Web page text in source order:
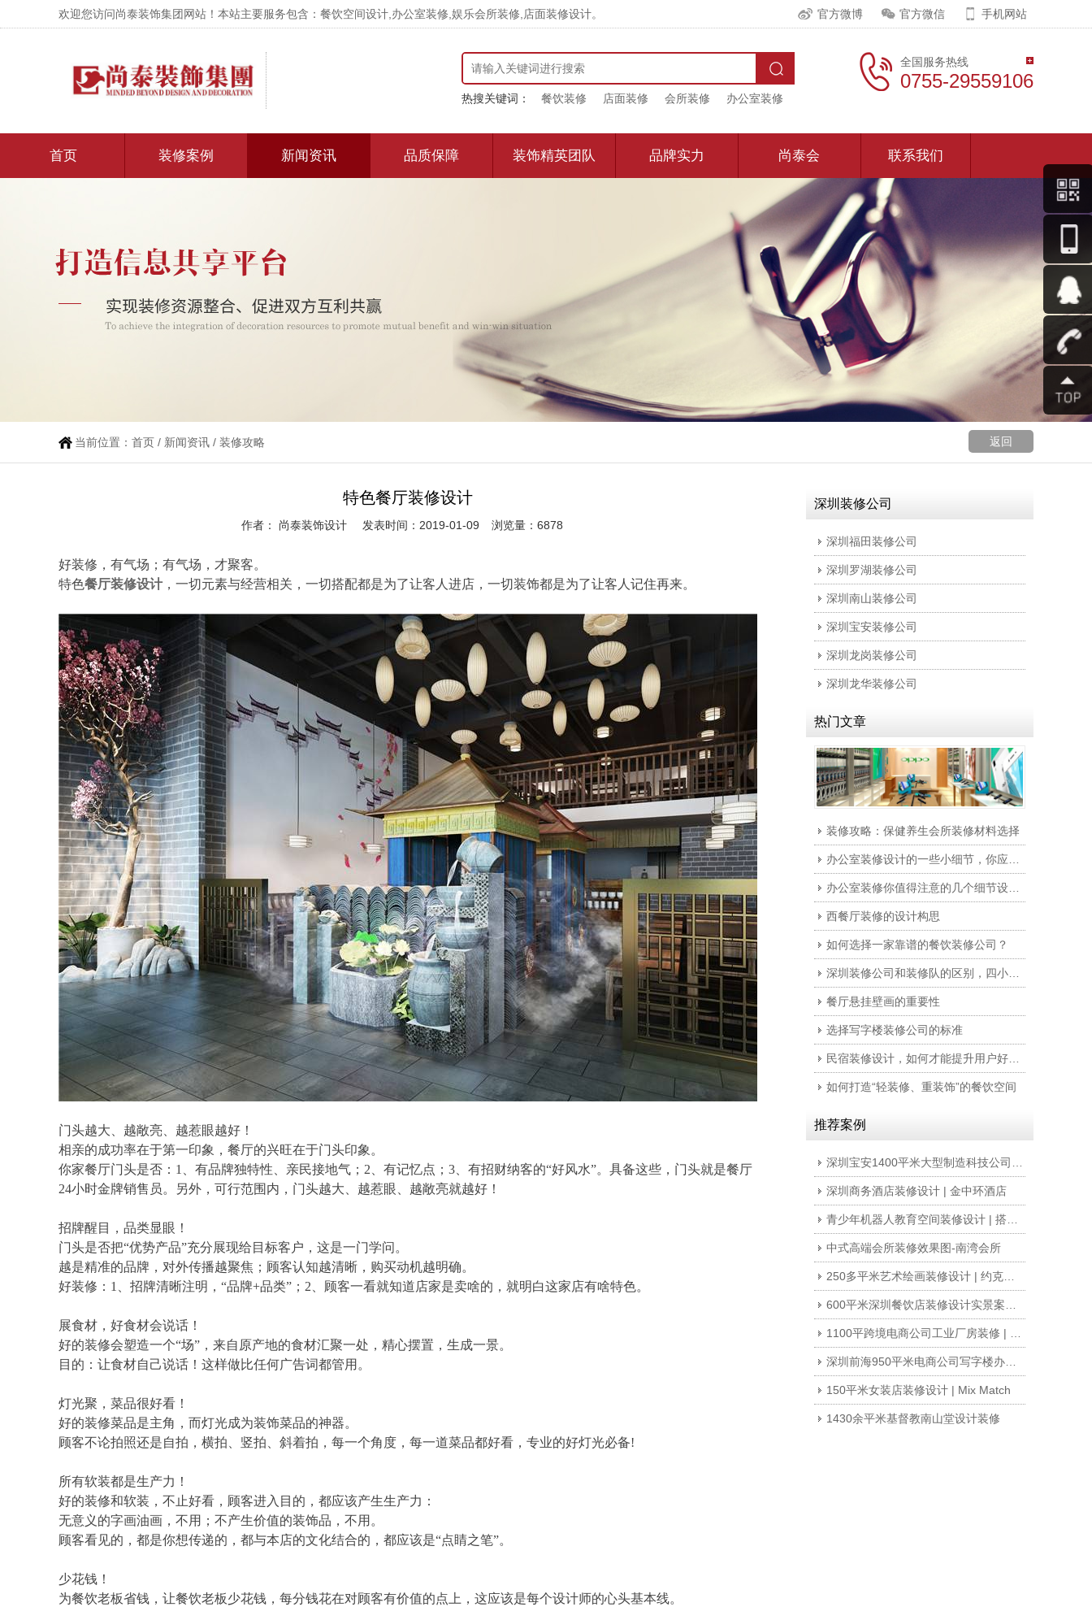
欢迎您访问尚泰装饰集团网站！本站主要服务包含：餐饮空间设计,办公室装修,娱乐会所装修,店面装修设计。 官方微博 官方微信 手机网站
热搜关键词： 餐饮装修 店面装修 会所装修 办公室装修
全国服务热线
0755-29559106
首页 装修案例 新闻资讯 品质保障 装饰精英团队 品牌实力 尚泰会 联系我们
返回
当前位置： 首页 / 新闻资讯 / 装修攻略
特色餐厅装修设计
作者： 尚泰装饰设计 发表时间：2019-01-09 浏览量：6878
好装修，有气场；有气场，才聚客。
特色餐厅装修设计 ，一切元素与经营相关，一切搭配都是为了让客人进店，一切装饰都是为了让客人记住再来。
门头越大、越敞亮、越惹眼越好！
相亲的成功率在于第一印象，餐厅的兴旺在于门头印象。
你家餐厅门头是否： 1、有品牌独特性、亲民接地气；2、有记忆点；3、有招财纳客的“好风水”。具备这些，门头就是餐厅
24小时金牌销售员。另外，可行范围内，门头越大、越惹眼、越敞亮就越好！
招牌醒目，品类显眼！
门头是否把“优势产品”充分展现给目标客户，这是一门学问。
越是精准的品牌，对外传播越聚焦；顾客认知越清晰，购买动机越明确。
好装修： 1、招牌清晰注明，“品牌+品类”；2、顾客一看就知道店家是卖啥的，就明白这家店有啥特色。
展食材，好食材会说话！
好的装修会塑造一个“场”，来自原产地的食材汇聚一处，精心摆置，生成一景。
目的：让食材自己说话！这样做比任何广告词都管用。
灯光聚，菜品很好看！
好的装修菜品是主角，而灯光成为装饰菜品的神器。
顾客不论拍照还是自拍，横拍、竖拍、斜着拍，每一个角度，每一道菜品都好看，专业的好灯光必备!
所有软装都是生产力！
好的装修和软装，不止好看，顾客进入目的，都应该产生生产力：
无意义的字画油画，不用；不产生价值的装饰品，不用。
顾客看见的，都是你想传递的，都与本店的文化结合的，都应该是“点睛之笔”。
少花钱！
为餐饮老板省钱，让餐饮老板少花钱，每分钱花在对顾客有价值的点上，这应该是每个设计师的心头基本线。
深圳装修公司
深圳福田装修公司
深圳罗湖装修公司
深圳南山装修公司
深圳宝安装修公司
深圳龙岗装修公司
深圳龙华装修公司
热门文章
装修攻略：保健养生会所装修材料选择
办公室装修设计的一些小细节，你应该注意一下！
办公室装修你值得注意的几个细节设计！
西餐厅装修的设计构思
如何选择一家靠谱的餐饮装修公司？
深圳装修公司和装修队的区别，四小点告诉你选谁。
餐厅悬挂壁画的重要性
选择写字楼装修公司的标准
民宿装修设计，如何才能提升用户好感度？
如何打造“轻装修、重装饰”的餐饮空间
推荐案例
深圳宝安1400平米大型制造科技公司写字楼办公室装修设计
深圳商务酒店装修设计 | 金中环酒店
青少年机器人教育空间装修设计 | 搭搭乐乐
中式高端会所装修效果图-南湾会所
250多平米艺术绘画装修设计 | 约克艺术
600平米深圳餐饮店装修设计实景案例 | 稀客
1100平跨境电商公司工业厂房装修 | 公狼网络
深圳前海950平米电商公司写字楼办公室装修设计案例
150平米女装店装修设计 | Mix Match
1430余平米基督教南山堂设计装修